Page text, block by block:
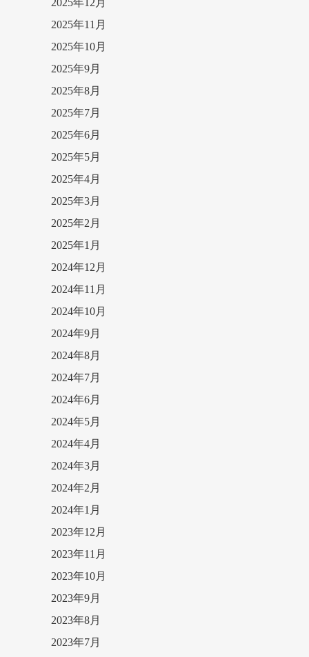
2025年11月
2025年10月
2025年9月
2025年8月
2025年7月
2025年6月
2025年5月
2025年4月
2025年3月
2025年2月
2025年1月
2024年12月
2024年11月
2024年10月
2024年9月
2024年8月
2024年7月
2024年6月
2024年5月
2024年4月
2024年3月
2024年2月
2024年1月
2023年12月
2023年11月
2023年10月
2023年9月
2023年8月
2023年7月